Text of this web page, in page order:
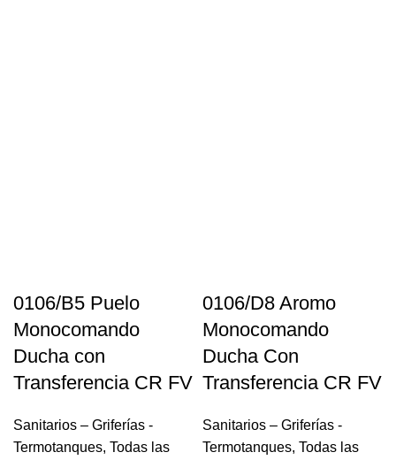
0106/B5 Puelo
Monocomando
Ducha con
Transferencia CR FV
Sanitarios – Griferías -
Termotanques, Todas las
0106/D8 Aromo
Monocomando
Ducha Con
Transferencia CR FV
Sanitarios – Griferías -
Termotanques, Todas las